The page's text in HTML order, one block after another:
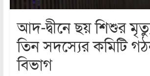
আদ-দ্বীনে ছয় শিশুর
তিন সদস্যের কমিটি গঠন
বিভাগ